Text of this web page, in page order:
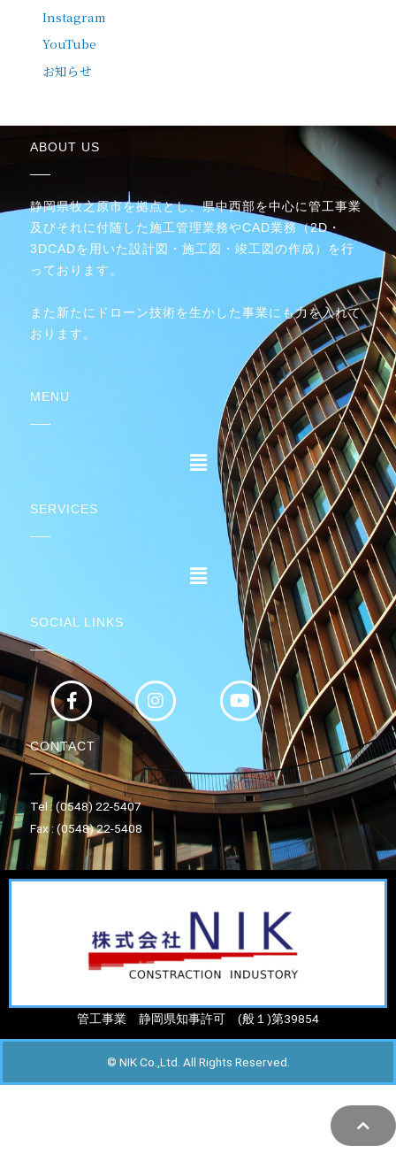
Instagram
YouTube
お知らせ
ABOUT US
静岡県牧之原市を拠点とし、県中西部を中心に管工事業
及びそれに付随した施工管理業務やCAD業務（2D・
3DCADを用いた設計図・施工図・竣工図の作成）を行
っております。
また新たにドローン技術を生かした事業にも力を入れて
おります。
MENU
SERVICES
SOCIAL LINKS
CONTACT
Tel : (0548) 22-5407
Fax : (0548) 22-5408
管工事業 静岡県知事許可 (般１)第39854
© NIK Co.,Ltd. All Rights Reserved.